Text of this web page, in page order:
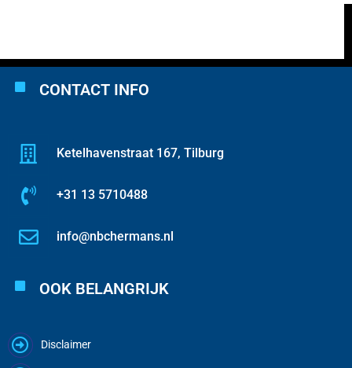
CONTACT INFO
Ketelhavenstraat 167, Tilburg
+31 13 5710488
info@nbchermans.nl
OOK BELANGRIJK
Disclaimer